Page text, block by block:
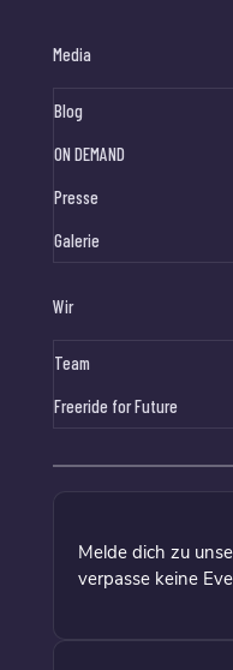
Media
Blog
ON DEMAND
Presse
Galerie
Wir
Team
Freeride for Future
Melde dich zu
verpasse keine